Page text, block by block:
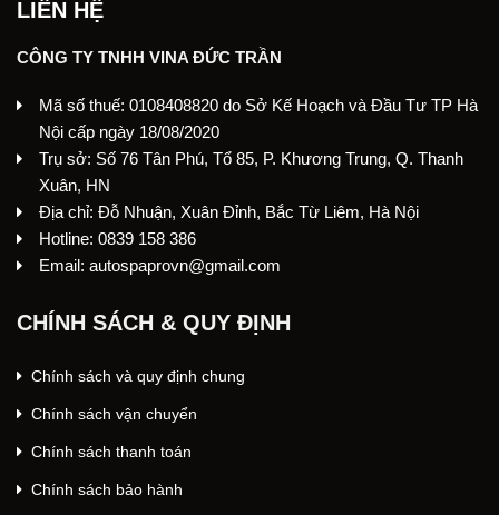
LIÊN HỆ
CÔNG TY TNHH VINA ĐỨC TRẦN
Mã số thuế: 0108408820 do Sở Kế Hoạch và Đầu Tư TP Hà
Nội cấp ngày 18/08/2020
Trụ sở: Số 76 Tân Phú, Tổ 85, P. Khương Trung, Q. Thanh
Xuân, HN
Địa chỉ: Đỗ Nhuận, Xuân Đỉnh, Bắc Từ Liêm, Hà Nội
Hotline: 0839 158 386
Email: autospaprovn@gmail.com
CHÍNH SÁCH & QUY ĐỊNH
Chính sách và quy định chung
Chính sách vận chuyển
Chính sách thanh toán
Chính sách bảo hành